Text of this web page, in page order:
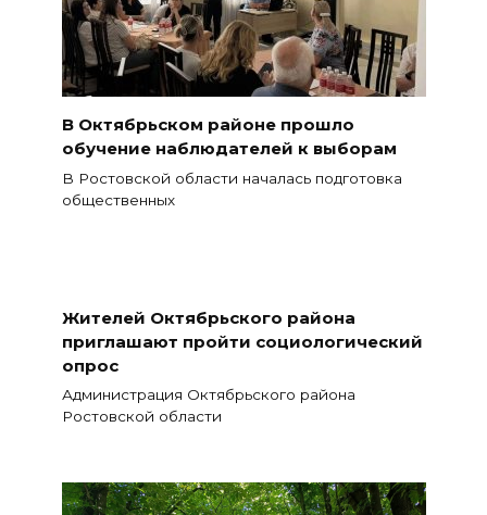
В Октябрьском районе прошло
обучение наблюдателей к выборам
В Ростовской области началась подготовка
общественных
Жителей Октябрьского района
приглашают пройти социологический
опрос
Администрация Октябрьского района
Ростовской области